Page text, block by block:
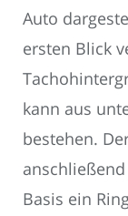
Auto
ersten Blick
kann aus
bestehen.
Basis ein